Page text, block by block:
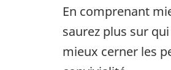
En comprenant
saurez plus sur
mieux cerner les